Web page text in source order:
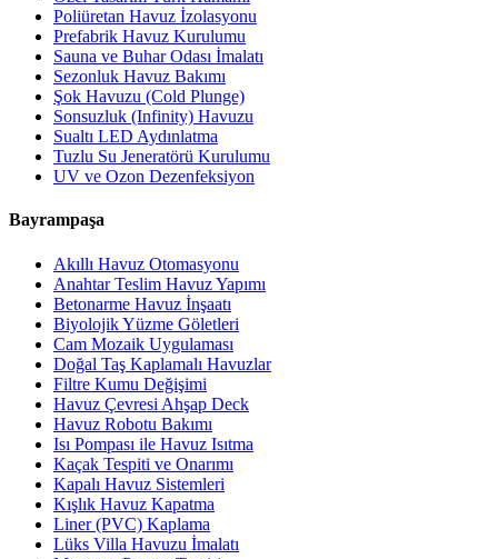
Poliüretan Havuz İzolasyonu
Prefabrik Havuz Kurulumu
Sauna ve Buhar Odası İmalatı
Sezonluk Havuz Bakımı
Şok Havuzu (Cold Plunge)
Sonsuzluk (Infinity) Havuzu
Sualtı LED Aydınlatma
Tuzlu Su Jeneratörü Kurulumu
UV ve Ozon Dezenfeksiyon
Bayrampaşa
Akıllı Havuz Otomasyonu
Anahtar Teslim Havuz Yapımı
Betonarme Havuz İnşaatı
Biyolojik Yüzme Göletleri
Cam Mozaik Uygulaması
Doğal Taş Kaplamalı Havuzlar
Filtre Kumu Değişimi
Havuz Çevresi Ahşap Deck
Havuz Robotu Bakımı
Isı Pompası ile Havuz Isıtma
Kaçak Tespiti ve Onarımı
Kapalı Havuz Sistemleri
Kışlık Havuz Kapatma
Liner (PVC) Kaplama
Lüks Villa Havuzu İmalatı